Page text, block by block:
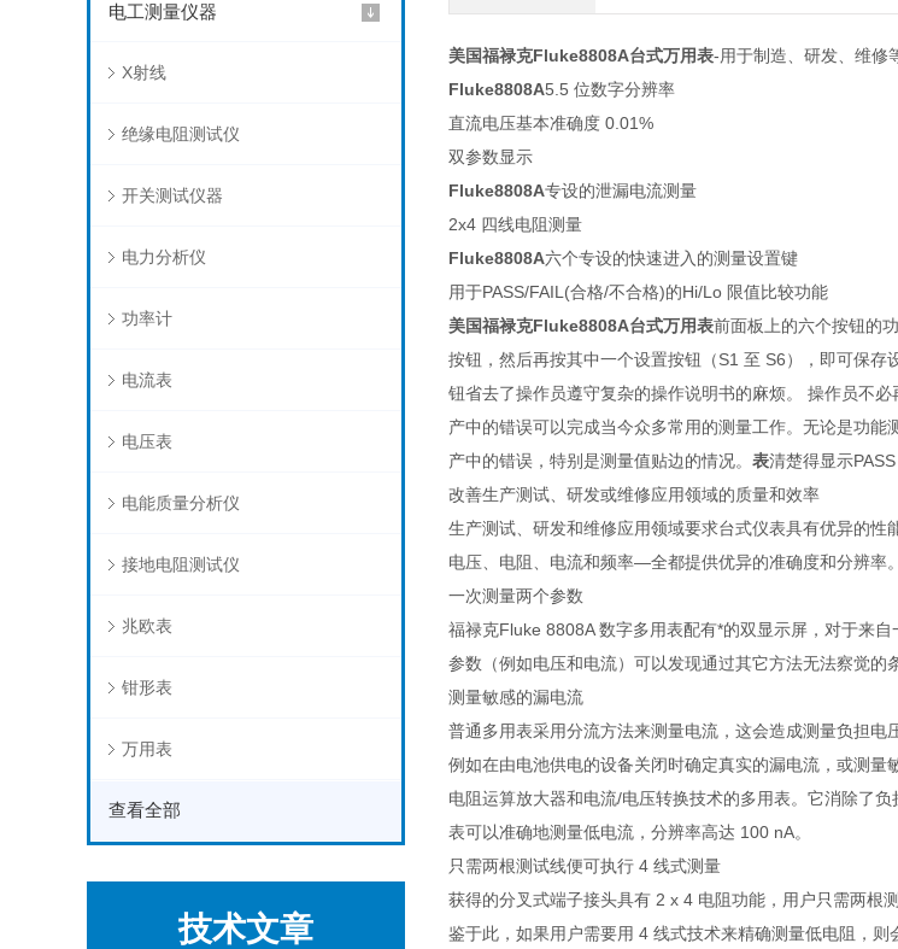
电工测量仪器
X射线
绝缘电阻测试仪
开关测试仪器
电力分析仪
功率计
电流表
电压表
电能质量分析仪
接地电阻测试仪
兆欧表
钳形表
万用表
查看全部
技术文章
美国福禄克Fluke8808A台式万用表-用于制造、研发、维修
Fluke8808A5.5 位数字分辨率
直流电压基本准确度 0.01%
双参数显示
Fluke8808A专设的泄漏电流测量
2x4 四线电阻测量
Fluke8808A六个专设的快速进入的测量设置键
用于PASS/FAIL(合格/不合格)的Hi/Lo 限值比较功能
美国福禄克Fluke8808A台式万用表前面板上的六个按钮的
按钮，然后再按其中一个设置按钮（S1 至 S6），即可保
钮省去了操作员遵守复杂的操作说明书的麻烦。 操作员不
产中的错误可以完成当今众多常用的测量工作。无论是功
产中的错误，特别是测量值贴边的情况。 表清楚得显示
改善生产测试、研发或维修应用领域的质量和效率
生产测试、研发和维修应用领域要求台式仪表具有优异的
电压、电阻、电流和频率—全都提供优异的准确度和分辨率。
一次测量两个参数
福禄克Fluke 8808A 数字多用表配有*的双显示屏，对于来
参数（例如电压和电流）可以发现通过其它方法无法察觉的
测量敏感的漏电流
普通多用表采用分流方法来测量电流，这会造成测量负担电
例如在由电池供电的设备关闭时确定真实的漏电流，或测
电阻运算放大器和电流/电压转换技术的多用表。它消除了
表可以准确地测量低电流，分辨率高达 100 nA。
只需两根测试线便可执行 4 线式测量
获得的分叉式端子接头具有 2 x 4 电阻功能，用户只需两根
鉴于此，如果用户需要用 4 线式技术来精确测量低电阻，